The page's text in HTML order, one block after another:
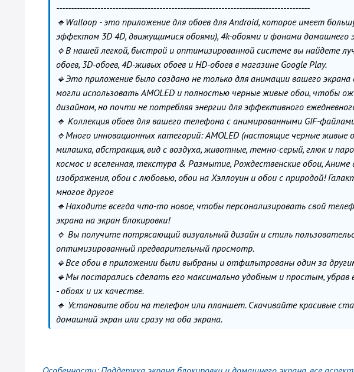
--------------------------------------------------------------------------------------
🔹Walloop - это приложение для обоев для Android, которое имеет
эффектом 3D 4D, движущимися обоями), 4k-обоями и фонами
🔹В нашей легкой, быстрой и оптимизированной системе вы найдете
обоев, 3D-обоев, 4D-живых обоев и HD-обоев в магазине Google Play.
🔹Это приложение было создано не только для анимации вашего
могли использовать AMOLED и полностью черные живые обои, чтобы
дизайном, но почти не потребляя энергии для эффективного
🔹 Коллекция обоев для вашего телефона с анимированными GIF-
🔹Много инновационных категорий: AMOLED (настоящие черные
милашка, абстракция, вид с воздуха, животные, темно-серый, глюк и
космос и вселенная, текстура & Размытие, Рождественские обои,
изображения, обои с любовью, обои на Хэллоуин и обои с природой!
многое другое
🔹Находите всегда что-то новое, чтобы персонализировать свой
экрана на экран блокировки!
🔹 Вы получите потрясающий визуальный дизайн и стиль
оптимизированный предварительный просмотр.
🔹Все обои в приложении были выбраны и отфильтрованы один за
🔹Мы постарались сделать его максимально удобным и простым,
- обоях и их качестве.
🔹 Установите обои на телефон или планшет. Скачивайте красивые
домашний экран или сразу на оба экрана.